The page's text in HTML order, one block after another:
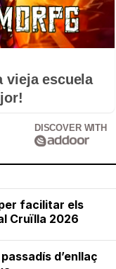
vieja escuela
DISCOVER WITH
facilitar els
Cruïlla 2026
d’enllaç